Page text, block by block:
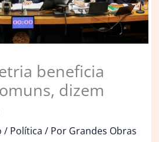
beneficia
dizem
/ Política / Por Grandes Obras